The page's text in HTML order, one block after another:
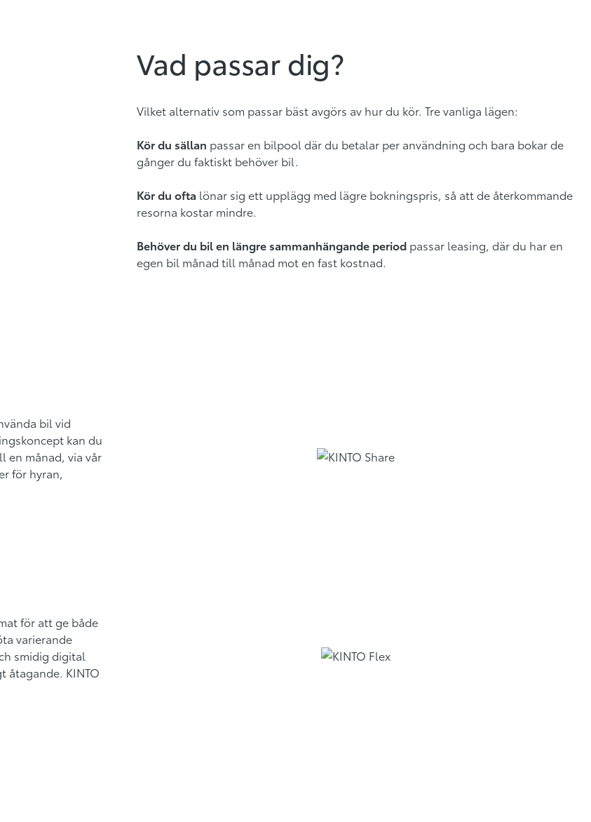
Vad passar dig?
Vilket alternativ som passar bäst avgörs av hur du kör. Tre vanliga lägen:
Kör du sällan passar en bilpool där du betalar per användning och bara bokar de
gånger du faktiskt behöver bil.
Kör du ofta lönar sig ett upplägg med lägre bokningspris, så att de återkommande
resorna kostar mindre.
Behöver du bil en längre sammanhängande period passar leasing, där du har en
egen bil månad till månad mot en fast kostnad.
bil vid
kan du
en månad, via vår
för hyran,
för att ge både
varierande
smidig digital
åtagande. KINTO